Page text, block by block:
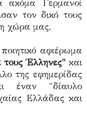
ακόμα Γερμανοί
τον δικό τους
χώρα μας.
αφιέρωμα
τους Έλληνες" και
της εφημερίδας
έναν "δίαυλο
Ελλάδας και